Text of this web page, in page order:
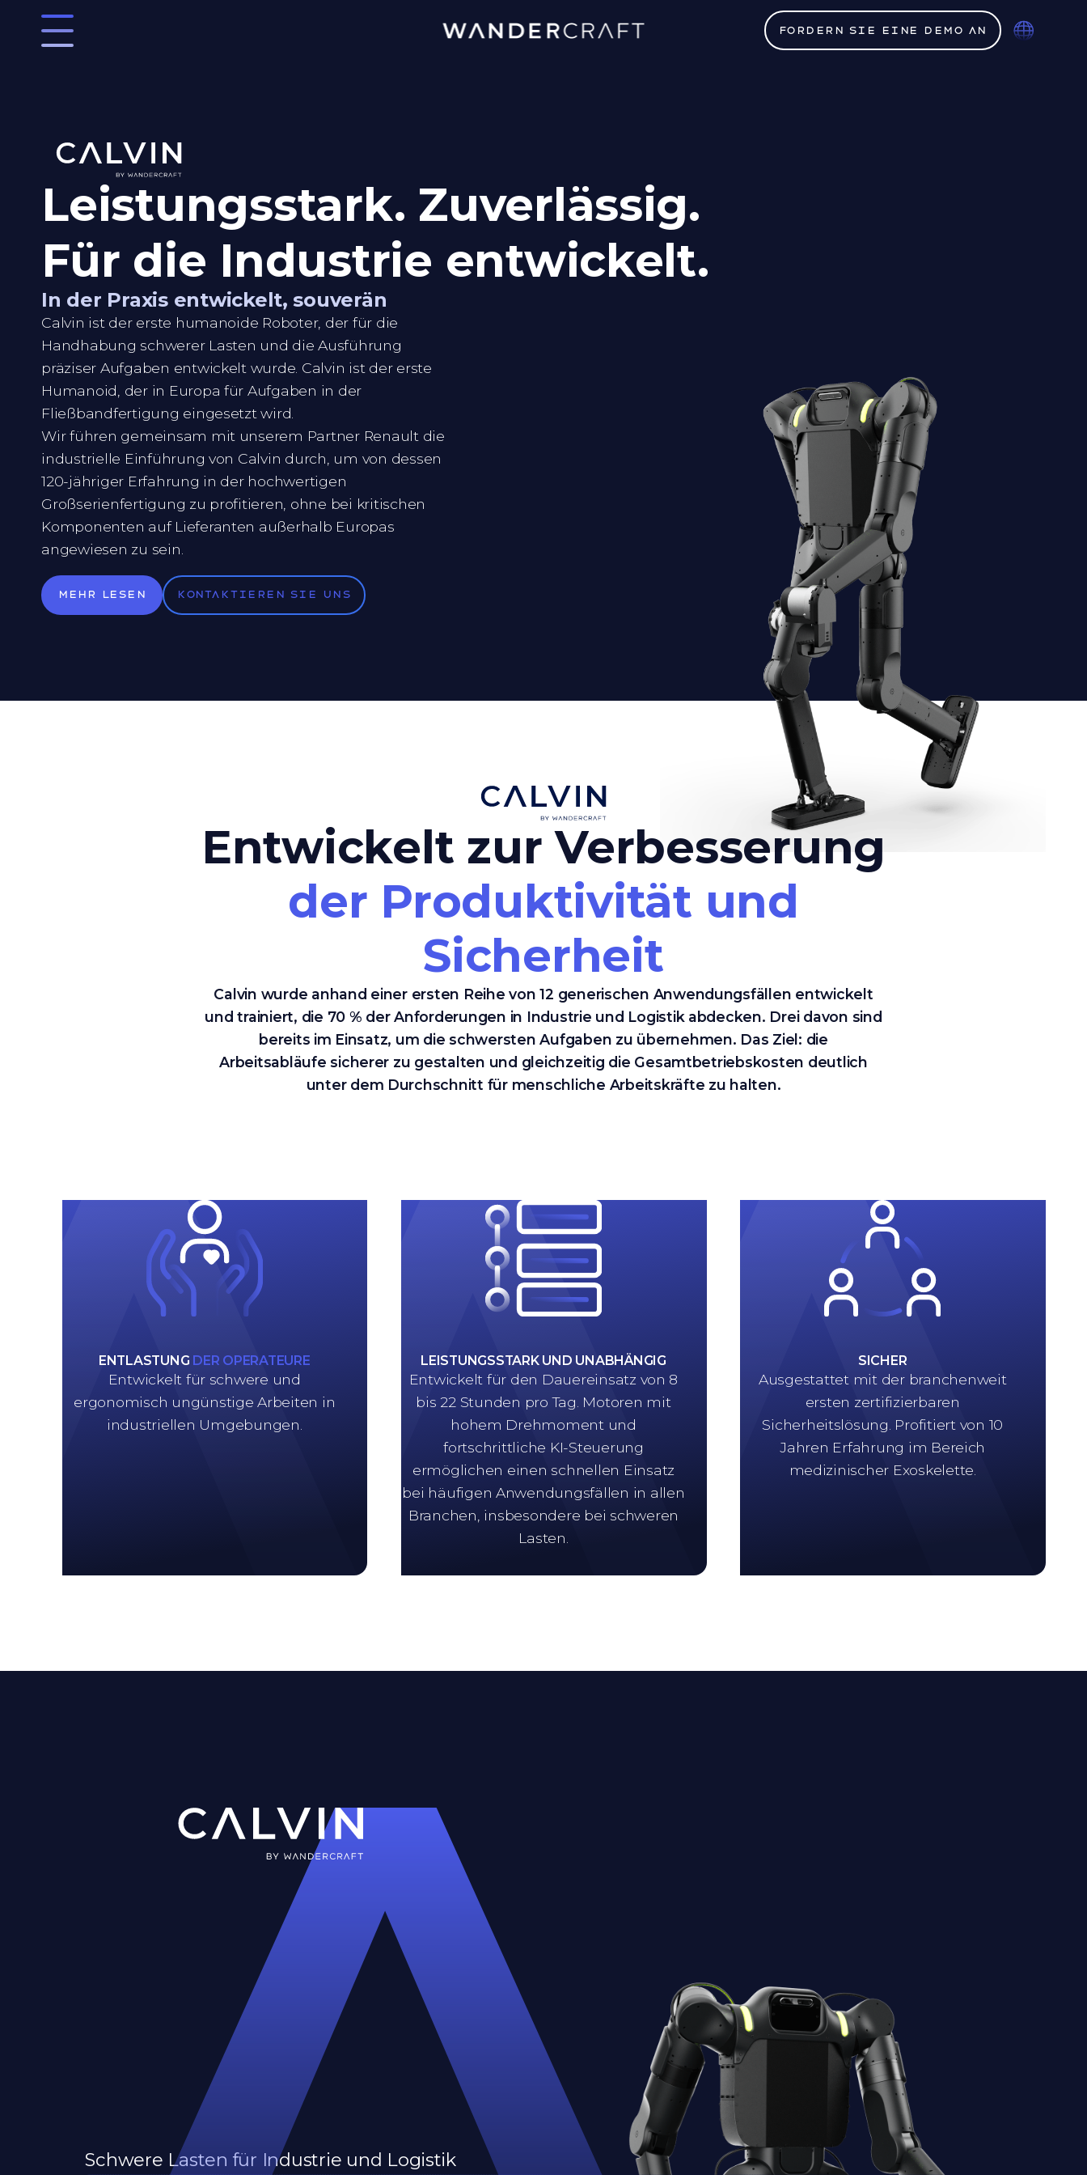
Fordern Sie eine Demo an
Leistungsstark. Zuverlässig.
Für die Industrie entwickelt.
In der Praxis entwickelt, souverän
Calvin ist der erste humanoide Roboter, der für die
Handhabung schwerer Lasten und die Ausführung
präziser Aufgaben entwickelt wurde. Calvin ist der erste
Humanoid, der in Europa für Aufgaben in der
Fließbandfertigung eingesetzt wird.
Wir führen gemeinsam mit unserem Partner Renault die
industrielle Einführung von Calvin durch, um von dessen
120-jähriger Erfahrung in der hochwertigen
Großserienfertigung zu profitieren, ohne bei kritischen
Komponenten auf Lieferanten außerhalb Europas
angewiesen zu sein.
Mehr lesen Kontaktieren Sie uns
Entwickelt zur Verbesserung
der Produktivität und
Sicherheit
Calvin wurde anhand einer ersten Reihe von 12 generischen Anwendungsfällen entwickelt
und trainiert, die 70 % der Anforderungen in Industrie und Logistik abdecken. Drei davon sind
bereits im Einsatz, um die schwersten Aufgaben zu übernehmen. Das Ziel: die
Arbeitsabläufe sicherer zu gestalten und gleichzeitig die Gesamtbetriebskosten deutlich
unter dem Durchschnitt für menschliche Arbeitskräfte zu halten.
ENTLASTUNG DER OPERATEURE
Entwickelt für schwere und
ergonomisch ungünstige Arbeiten in
industriellen Umgebungen.
LEISTUNGSSTARK UND UNABHÄNGIG
Entwickelt für den Dauereinsatz von 8
bis 22 Stunden pro Tag. Motoren mit
hohem Drehmoment und
fortschrittliche KI-Steuerung
ermöglichen einen schnellen Einsatz
bei häufigen Anwendungsfällen in allen
Branchen, insbesondere bei schweren
Lasten.
SICHER
Ausgestattet mit der branchenweit
ersten zertifizierbaren
Sicherheitslösung. Profitiert von 10
Jahren Erfahrung im Bereich
medizinischer Exoskelette.
Schwere Lasten für Industrie und Logistik